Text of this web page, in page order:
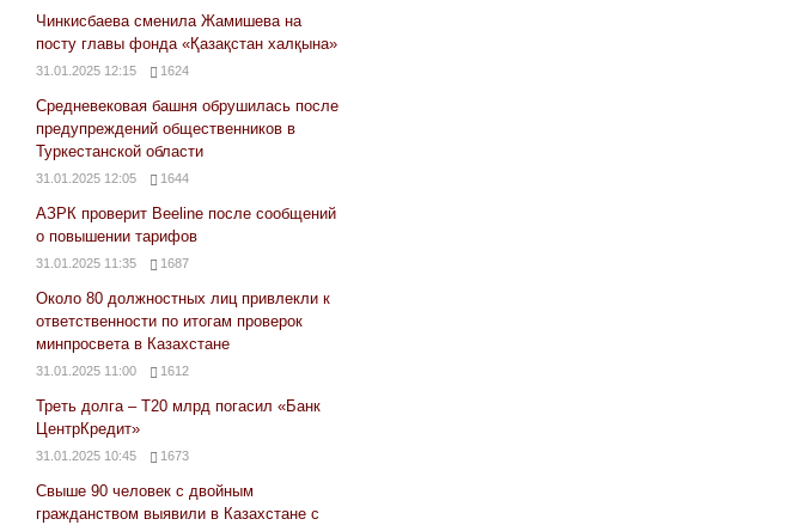
Чинкисбаева сменила Жамишева на
посту главы фонда «Қазақстан халқына»
31.01.2025 12:15 1624
Средневековая башня обрушилась после
предупреждений общественников в
Туркестанской области
31.01.2025 12:05 1644
АЗРК проверит Beeline после сообщений
о повышении тарифов
31.01.2025 11:35 1687
Около 80 должностных лиц привлекли к
ответственности по итогам проверок
минпросвета в Казахстане
31.01.2025 11:00 1612
Треть долга – Т20 млрд погасил «Банк
ЦентрКредит»
31.01.2025 10:45 1673
Свыше 90 человек с двойным
гражданством выявили в Казахстане с